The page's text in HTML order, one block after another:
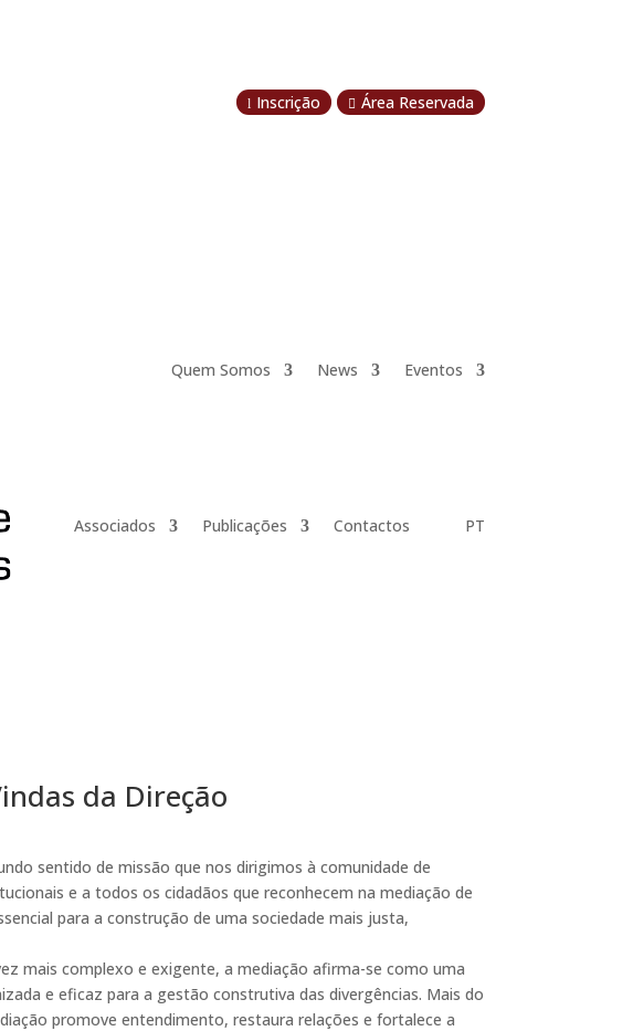
l Inscrição  Área Reservada
Quem Somos News Eventos
Associados Publicações Contactos PT
da Direção
sentido de missão que nos dirigimos à comunidade de
e a todos os cidadãos que reconhecem na mediação de
para a construção de uma sociedade mais justa,
mais complexo e exigente, a mediação afirma-se como uma
e eficaz para a gestão construtiva das divergências. Mais do
promove entendimento, restaura relações e fortalece a